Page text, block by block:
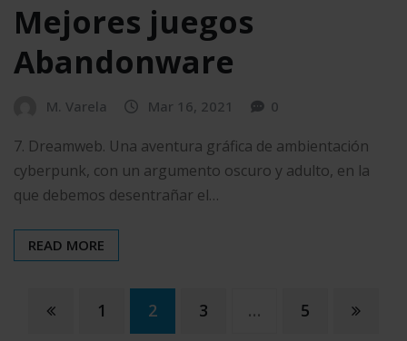
Mejores juegos
Abandonware
M. Varela Mar 16, 2021 0
7. Dreamweb. Una aventura gráfica de ambientación
cyberpunk, con un argumento oscuro y adulto, en la
que debemos desentrañar el…
READ MORE
Paginación
1 2 3 … 5